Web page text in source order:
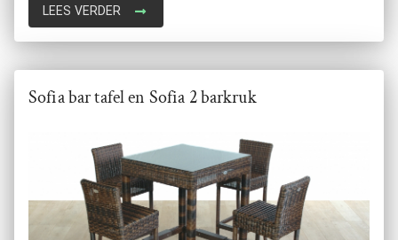
stijlvol en luxe uitstraling. Kortom: deze set is een heerlijke
manier om tot rust te komen!
LEES VERDER
Sofia bar tafel en Sofia 2 barkruk